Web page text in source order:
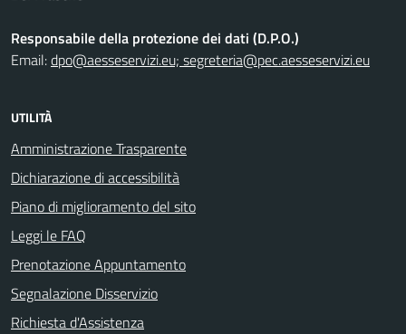
Responsabile della protezione dei dati (D.P.O.)
Email:dpo@aesseservizi.eu; segreteria@pec.aesseservizi.eu
UTILITÀ
Amministrazione Trasparente
Dichiarazione di accessibilità
Piano di miglioramento del sito
Leggi le FAQ
Prenotazione Appuntamento
Segnalazione Disservizio
Richiesta d'Assistenza